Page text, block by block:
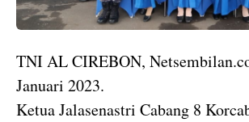
TNI AL CIREBON,
Januari 2023.
Ketua Jalasenastri Cabang 8